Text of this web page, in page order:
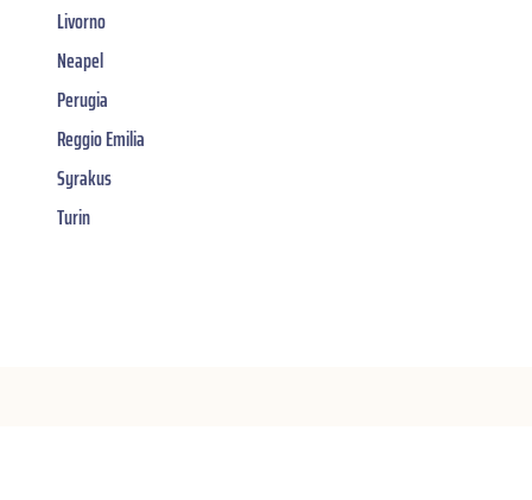
Livorno
Neapel
Perugia
Reggio Emilia
Syrakus
Turin